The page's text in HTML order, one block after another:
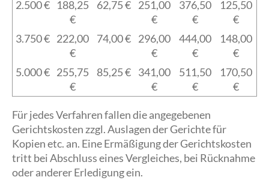
2.500 €
188,25
€
62,75 €
251,00
€
376,50
€
125,50
€
3.750 € 222,00
€
74,00 €
296,00
€
444,00
€
148,00
€
5.000 € 255,75
€
85,25 €
341,00
€
511,50
€
170,50
€
Für jedes Verfahren fallen die angegebenen
Gerichtskosten zzgl. Auslagen der Gerichte für
Kopien etc. an. Eine Ermäßigung der Gerichtskosten
tritt bei Abschluss eines Vergleiches, bei Rücknahme
oder anderer Erledigung ein.